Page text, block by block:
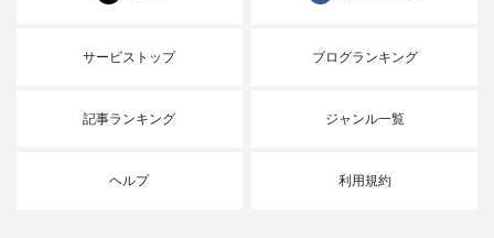
サービストップ ブログランキング
記事ランキング ジャンル一覧
ヘルプ 利用規約